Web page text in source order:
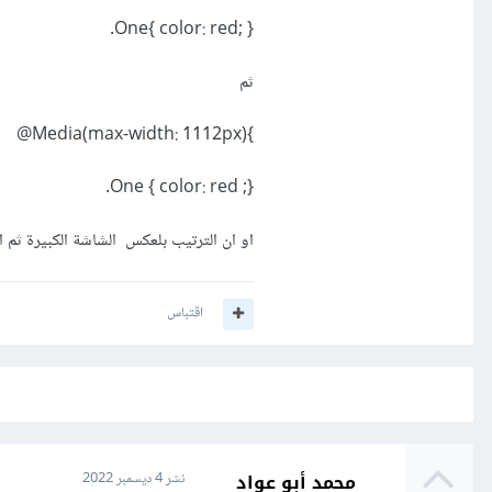
One{ color: red; }.
ثم
}Media(max-width: 1112px)@
One { color: red ;}.
او ان الترتيب بلعكس الشاشة الكبيرة ثم
اقتباس
محمد أبو عواد نشر4 ديسمبر 2022